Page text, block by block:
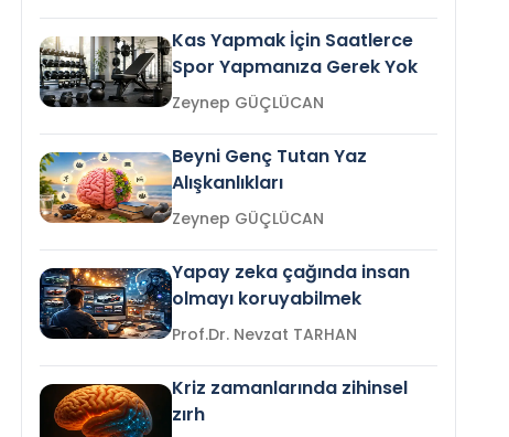
Kas Yapmak İçin Saatlerce
Spor Yapmanıza Gerek Yok
Zeynep GÜÇLÜCAN
Beyni Genç Tutan Yaz
Alışkanlıkları
Zeynep GÜÇLÜCAN
Yapay zeka çağında insan
olmayı koruyabilmek
Prof.Dr. Nevzat TARHAN
Kriz zamanlarında zihinsel
zırh